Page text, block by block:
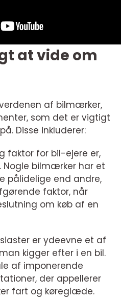
at vide om
af bilmærker,
som det er vigtigt
Disse inkluderer:
faktor for bil-ejere er,
Nogle bilmærker har et
pålidelige end andre,
faktor, når
om køb af en
er ydeevne et af
kigger efter i en bil.
af imponerende
der appellerer
fart og køreglæde.